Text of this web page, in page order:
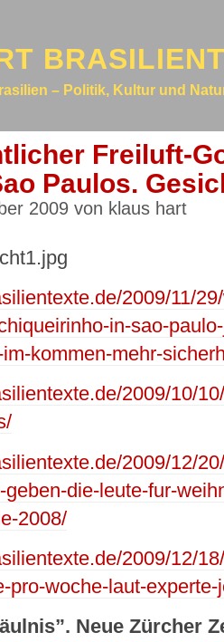
– Politik, Kultur und
Freiluft-
Paulos.
2009 von klaus hart
2009/11/
in-sao-
kommen-mehr-
2009/10/
2009/12/
die-leute-fur-
2008/
2009/12/
pro-woche-laut-
Neue Zürcher